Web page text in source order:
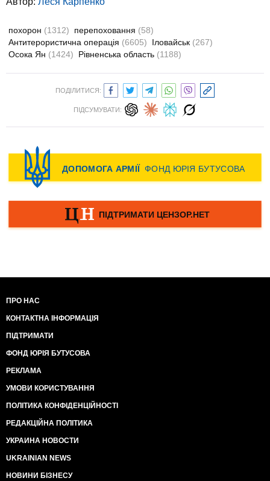
похорон (1312) перепоховання (58)
Антитерористична операція (6605) Іловайськ (267)
Осока Ян (1424) Рівненська область (1188)
ПОДІЛИТИСЯ:
ПІДСУМУВАТИ:
ПРО НАС
КОНТАКТНА ІНФОРМАЦІЯ
ПІДТРИМАТИ
ФОНД ЮРІЯ БУТУСОВА
РЕКЛАМА
УМОВИ КОРИСТУВАННЯ
ПОЛІТИКА КОНФІДЕНЦІЙНОСТІ
РЕДАКЦІЙНА ПОЛІТИКА
УКРАИНА НОВОСТИ
UKRAINIAN NEWS
НОВИНИ БІЗНЕСУ